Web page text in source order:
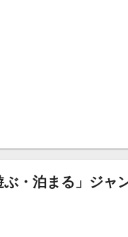
・泊まる」ジャ